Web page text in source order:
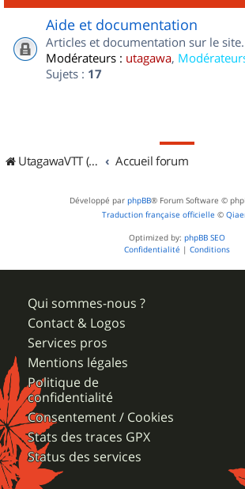
Aide et documentation
Articles et documentation sur le site.
Modérateurs : utagawa,
Sujets : 17
UtagawaVTT (Randos VTT et VTTAE avec traces GPS) Accueil forum
Développé par phpBB® Forum Software ©
Traduction française officielle ©
Optimized by: phpBB SEO
Confidentialité | Conditions
Qui sommes-nous ?
Contact & Logos
Services pros
Mentions légales
Politique de
confidentialité
Consentement / Cookies
Stats des traces GPX
Status des services